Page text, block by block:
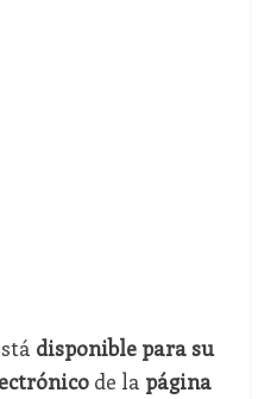
disponible para su
de la página